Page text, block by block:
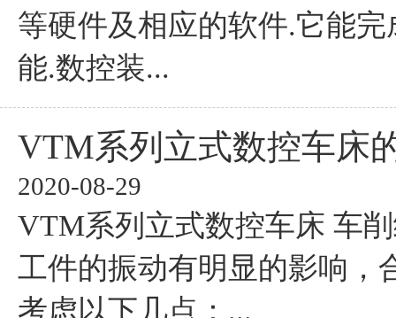
等硬件及相应的软件.它能
能.数控装...
VTM系列立式数控车床
2020-08-29
VTM系列立式数控车床 车
工件的振动有明显的影响，
考虑以下几点：...